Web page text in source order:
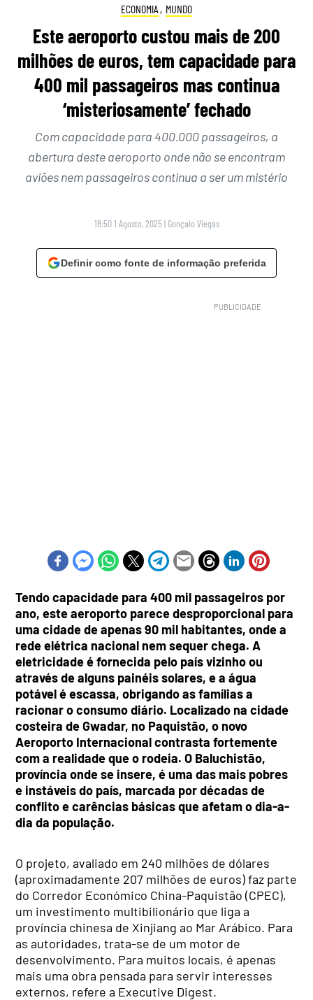
ECONOMIA , MUNDO
Este aeroporto custou mais de 200
milhões de euros, tem capacidade para
400 mil passageiros mas continua
‘misteriosamente’ fechado
Com capacidade para 400.000 passageiros, a
abertura deste aeroporto onde não se encontram
aviões nem passageiros continua a ser um mistério
18:50 1 Agosto, 2025 | Gonçalo Viegas
Definir como fonte de informação preferida
Tendo capacidade para 400 mil passageiros por
ano, este aeroporto parece desproporcional para
uma cidade de apenas 90 mil habitantes, onde a
rede elétrica nacional nem sequer chega. A
eletricidade é fornecida pelo país vizinho ou
através de alguns painéis solares, e a água
potável é escassa, obrigando as famílias a
racionar o consumo diário. Localizado na cidade
costeira de Gwadar, no Paquistão, o novo
Aeroporto Internacional contrasta fortemente
com a realidade que o rodeia. O Baluchistão,
província onde se insere, é uma das mais pobres
e instáveis do país, marcada por décadas de
conflito e carências básicas que afetam o dia-a-
dia da população.
O projeto, avaliado em 240 milhões de dólares
(aproximadamente 207 milhões de euros) faz parte
do Corredor Económico China-Paquistão (CPEC),
um investimento multibilionário que liga a
província chinesa de Xinjiang ao Mar Arábico. Para
as autoridades, trata-se de um motor de
desenvolvimento. Para muitos locais, é apenas
mais uma obra pensada para servir interesses
externos, refere a Executive Digest.